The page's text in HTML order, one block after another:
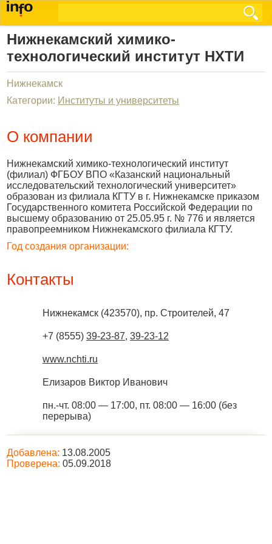
Нижнекамский химико-
технологический институт НХТИ
Нижнекамск
Категории: Институты и университеты
О компании
Нижнекамский химико-технологический институт
(филиал) ФГБОУ ВПО «Казанский национальный
исследовательский технологический университет»
образован из филиала КГТУ в г. Нижнекамске приказом
Государственного комитета Российской Федерации по
высшему образованию от 25.05.95 г. № 776 и является
правопреемником Нижнекамского филиала КГТУ.
Год создания организации:
Контакты
Нижнекамск (423570), пр. Строителей, 47
+7 (8555) 39-23-87, 39-23-12
www.nchti.ru
Елизаров Виктор Иванович
пн.-чт. 08:00 — 17:00, пт. 08:00 — 16:00 (без
перерыва)
Добавлена: 13.08.2005
Проверена: 05.09.2018